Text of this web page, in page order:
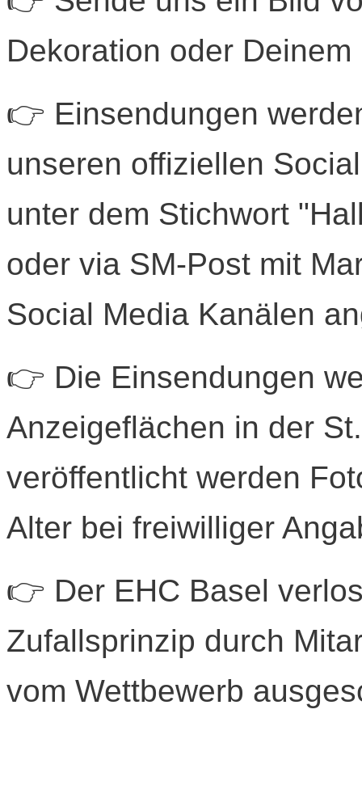
Dekoration oder
👉 Einsendungen
unseren offiziellen
unter dem Stichwort
oder via SM-Post mit
Social Media Kanälen
👉 Die Einsendungen
Anzeigeflächen in der
veröffentlicht werden
Alter bei freiwilliger
👉 Der EHC Basel
Zufallsprinzip durch
vom Wettbewerb